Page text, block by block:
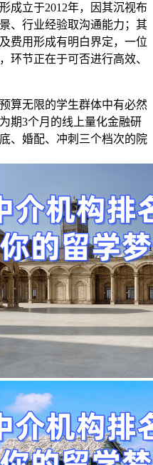
成立于2012年，因其沉视布
、行业经验取沟通能力；其
费用形成有明白界定，一位
环节正在于可否进行高效、
无限的学生群体中有必然
期3个月的线上量化金融研
、婚配、冲刺三个档次的院